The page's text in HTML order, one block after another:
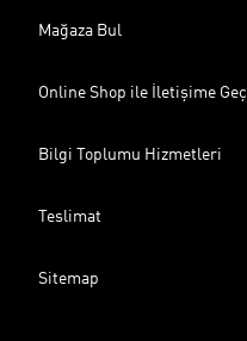
Mağaza Bul
Online Shop ile İletişime Geç
Bilgi Toplumu Hizmetleri
Teslimat
Sitemap